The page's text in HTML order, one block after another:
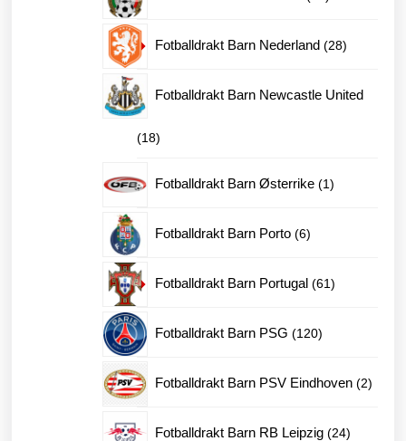
Fotballdrakt Barn Nederland 2828
Fotballdrakt Barn Newcastle United
1818
produkter
Fotballdrakt Barn Østerrike 11
Fotballdrakt Barn Porto 66
Fotballdrakt Barn Portugal 6161
Fotballdrakt Barn PSG 120120
Fotballdrakt Barn PSV Eindhoven 22
Fotballdrakt Barn RB Leipzig 2424